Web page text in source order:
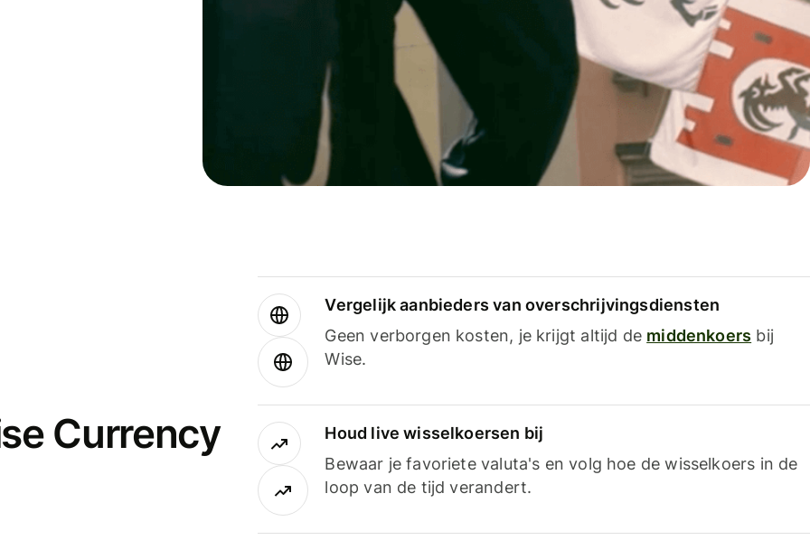
Currency
Vergelijk aanbieders van overschrijvingsdiensten
Geen verborgen kosten, je krijgt altijd de middenkoers bij
Wise.
Houd live wisselkoersen bij
Bewaar je favoriete valuta's en volg hoe de wisselkoers in de
loop van de tijd verandert.